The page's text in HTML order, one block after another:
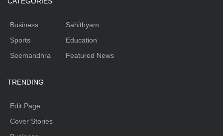
Business
Sports
Seemandhra
Sahithyam
Education
Featured News
TRENDING
Edit Page
Cover Stories